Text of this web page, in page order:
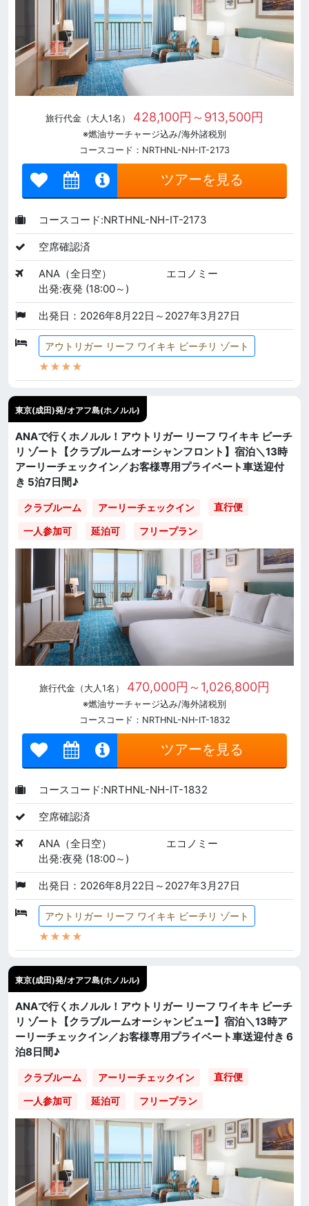
旅行代金（大人1名） 428,100円～913,500円
※燃油サーチャージ込み/海外諸税別
コースコード：NRTHNL-NH-IT-2173
ツアーを見る
コースコード:NRTHNL-NH-IT-2173
空席確認済
ANA（全日空）
エコノミー
出発:夜発 (18:00～)
出発日：2026年8月22日～2027年3月27日
アウトリガー リーフ ワイキキ ビーチリ ゾート
★★★★
東京(成田)発/オアフ島(ホノルル)
ANAで行くホノルル！アウトリガー リーフ ワイキキ ビーチ
リ ゾート【クラブルームオーシャンフロント】宿泊＼13時
アーリーチェックイン／お客様専用プライベート車送迎付
き 5泊7日間♪
クラブルーム アーリーチェックイン 直行便
一人参加可 延泊可 フリープラン
旅行代金（大人1名） 470,000円～1,026,800円
※燃油サーチャージ込み/海外諸税別
コースコード：NRTHNL-NH-IT-1832
ツアーを見る
コースコード:NRTHNL-NH-IT-1832
空席確認済
ANA（全日空）
エコノミー
出発:夜発 (18:00～)
出発日：2026年8月22日～2027年3月27日
アウトリガー リーフ ワイキキ ビーチリ ゾート
★★★★
東京(成田)発/オアフ島(ホノルル)
ANAで行くホノルル！アウトリガー リーフ ワイキキ ビーチ
リ ゾート【クラブルームオーシャンビュー】宿泊＼13時ア
ーリーチェックイン／お客様専用プライベート車送迎付き 6
泊8日間♪
クラブルーム アーリーチェックイン 直行便
一人参加可 延泊可 フリープラン